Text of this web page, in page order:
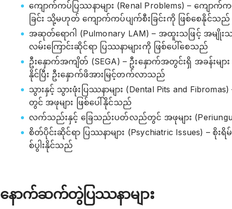
ကျောက်ကပ်ပြဿနာများ (Renal Problems) – ကျောက်
ခြင်း သို့မဟုတ် ကျောက်ကပ်ပျက်စီးခြင်းကို ဖြစ်စေနိုင်သည်
အဆုတ်ရောဂါ (Pulmonary LAM) – အထူးသဖြင့် အမျို
လမ်းကြောင်းဆိုင်ရာ ပြဿနာများကို ဖြစ်ပေါ်စေသည်
ဦးနှောက်အကျိတ် (SEGA) – ဦးနှောက်အတွင်းရှိ အခန်းမျာ
နိုင်ပြီး ဦးနှောက်ဖိအားမြင့်တက်လာသည်
သွားနှင့် သွားဖုံးပြဿနာများ (Dental Pits and
တွင် အဖုများ ဖြစ်ပေါ်နိုင်သည်
လက်သည်းနှင့် ခြေသည်းပတ်လည်တွင် အဖုများ
စိတ်ပိုင်းဆိုင်ရာ ပြဿနာများ (Psychiatric Issues) – စိုး
စ်ပွါးနိုင်သည်
နောက်ဆက်တွဲပြဿနာများ